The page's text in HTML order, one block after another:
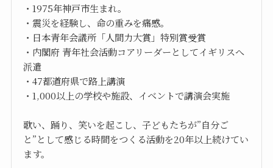
・1975年神戸市生まれ。
・震災を経験し、命の重みを痛感。
・日本青年会議所「人間力大賞」特別賞受賞
・内閣府 青年社会活動コアリーダーとしてイギリスへ
派遣
・47都道府県で路上講演
・1,000以上の学校や施設、イベントで講演会実施
歌い、踊り、笑いを起こし、子どもたちが”自分ご
と”として感じる時間をつくる活動を20年以上続けてい
ます。